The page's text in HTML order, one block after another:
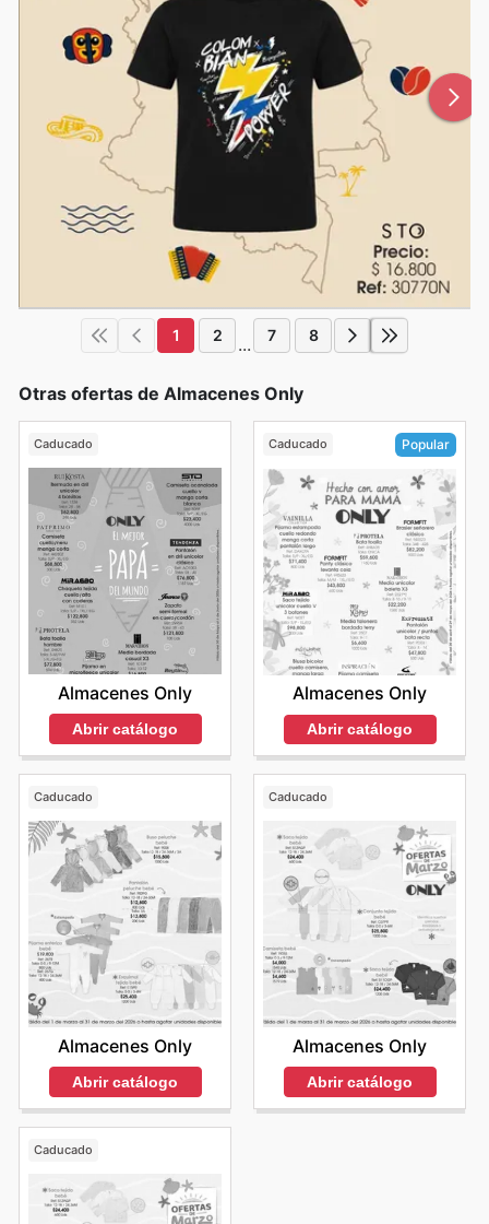
1 2 ... 7 8
Otras ofertas de Almacenes Only
Caducado
Almacenes Only
Abrir catálogo
Caducado Popular
Almacenes Only
Abrir catálogo
Caducado
Almacenes Only
Abrir catálogo
Caducado
Almacenes Only
Abrir catálogo
Caducado